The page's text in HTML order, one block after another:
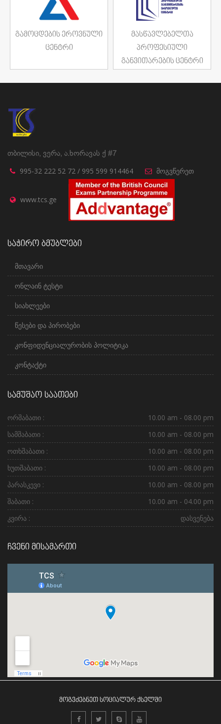
გამოცდების ეროვნული
ცენტრი
მასწავლებელთა
პროფესიული
განვითარების ცენტრი
თბილისი, ვერა, ა.ხორავას ქ #7
995-32 222 52 72 / 995 599 914464 მოგვწერეთ
www.tcs.ge
საჭირო ბმუბლები
მთავარი
ონლაინ ტესტი
სიახლეები
წესები და პირობები
კონფიდენციალურობის პოლიტიკა
კონტაქტი
სამუშაო საათები
ორშაბათი :
10.00 am - 08.00 pm
სამშაბათი :
10.00 am - 08.00 pm
ოთხშაბათი :
10.00 am - 08.00 pm
ხუთშაბათი :
10.00 am - 08.00 pm
პარასკევი :
10.00 am - 08.00 pm
შაბათი :
10.00 am - 04.00 pm
კვირა :
დასვენება
ჩვენი მისამართი
მოგვძებნეთ სოციალურ ქსელში